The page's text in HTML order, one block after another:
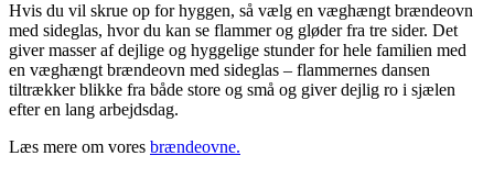
Hvis du vil skrue op for hyggen, så vælg en væghængt brændeovn
med sideglas, hvor du kan se flammer og gløder fra tre sider. Det
giver masser af dejlige og hyggelige stunder for hele familien med
en væghængt brændeovn med sideglas – flammernes dansen
tiltrækker blikke fra både store og små og giver dejlig ro i sjælen
efter en lang arbejdsdag.
Læs mere om vores brændeovne.